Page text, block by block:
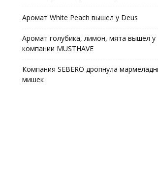
Аромат White Peach вышел у Deus
Аромат голубика, лимон, мята вышел у
компании MUSTHAVE
Компания SEBERO дропнула
мишек